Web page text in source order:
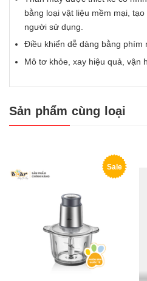
bằng loại vật liệu mềm mại,
người sử dụng.
Điều khiển dễ dàng bằng phím
Mô tơ khỏe, xay hiệu quả, vận
Sản phẩm cùng loại
Sale